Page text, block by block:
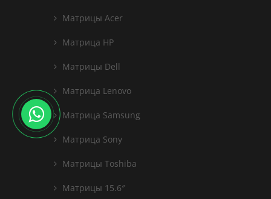
Матрицы Acer
Матрица HP
Матрицы Dell
Матрица Lenovo
Матрица Samsung
Матрица Sony
Матрицы Toshiba
Матрицы 15.6″